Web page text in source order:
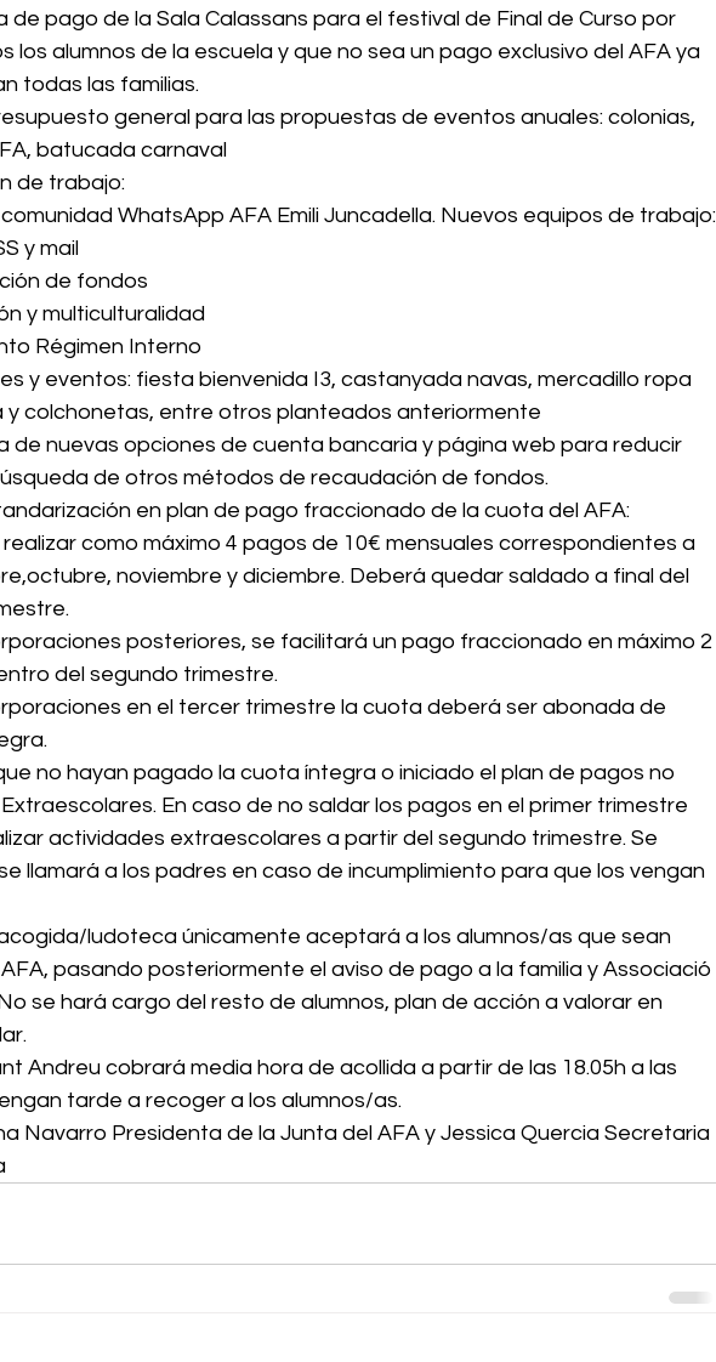
de pago de la Sala Calassans para el festival de Final de Curso por
los alumnos de la escuela y que no sea un pago exclusivo del AFA ya
todas las familias.
general para las propuestas de eventos anuales: colonias,
batucada carnaval
de trabajo:
WhatsApp AFA Emili Juncadella. Nuevos equipos de trabajo:
y mail
de fondos
y multiculturalidad
Régimen Interno
y eventos: fiesta bienvenida I3, castanyada navas, mercadillo ropa
y colchonetas, entre otros planteados anteriormente
de nuevas opciones de cuenta bancaria y página web para reducir
de otros métodos de recaudación de fondos.
en plan de pago fraccionado de la cuota del AFA:
como máximo 4 pagos de 10€ mensuales correspondientes a
noviembre y diciembre. Deberá quedar saldado a final del
posteriores, se facilitará un pago fraccionado en máximo 2
del segundo trimestre.
en el tercer trimestre la cuota deberá ser abonada de
no hayan pagado la cuota íntegra o iniciado el plan de pagos no
En caso de no saldar los pagos en el primer trimestre
actividades extraescolares a partir del segundo trimestre. Se
llamará a los padres en caso de incumplimiento para que los vengan
ludoteca únicamente aceptará a los alumnos/as que sean
pasando posteriormente el aviso de pago a la familia y Associació
se hará cargo del resto de alumnos, plan de acción a valorar en
Andreu cobrará media hora de acollida a partir de las 18.05h a las
tarde a recoger a los alumnos/as.
Navarro Presidenta de la Junta del AFA y Jessica Quercia Secretaria